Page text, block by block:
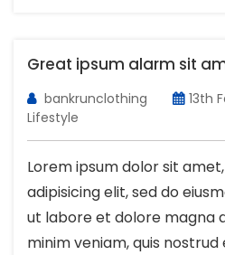
Great ipsum alarm sit
bankrunclothing
13th
Lifestyle
Lorem ipsum dolor sit
adipisicing elit, sed do
ut labore et dolore magna
minim veniam, quis